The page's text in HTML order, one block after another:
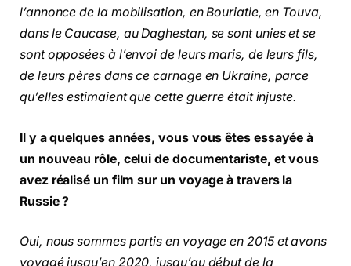
l’annonce de la mobilisation, en Bouriatie, en Touva,
dans le Caucase, au Daghestan, se sont unies et se
sont opposées à l’envoi de leurs maris, de leurs fils,
de leurs pères dans ce carnage en Ukraine, parce
qu’elles estimaient que cette guerre était injuste.
Il y a quelques années, vous vous êtes essayée à
un nouveau rôle, celui de documentariste, et vous
avez réalisé un film sur un voyage à travers la
Russie ?
Oui, nous sommes partis en voyage en 2015 et avons
voyagé jusqu’en 2020, jusqu’au début de la